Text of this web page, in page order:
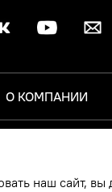
О КОМПАНИИ
наш сайт, вы